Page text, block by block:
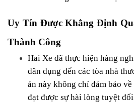
Uy Tín Được Khẳng Định
Thành Công
Hai Xe đã thực hiện hàng
dân dụng đến các tòa nhà
án này không chỉ đảm bảo
đạt được sự hài lòng tuyệt